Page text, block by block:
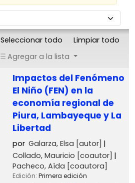
Seleccionar todo
Limpiar todo
Agregar a la lista
Impactos del Fenómeno
El Niño (FEN) en la
economía regional de
Piura, Lambayeque y La
Libertad
por Galarza, Elsa [autor]
Collado, Mauricio [coautor]
Pacheco, Aída [coautora]
Edición: Primera edición